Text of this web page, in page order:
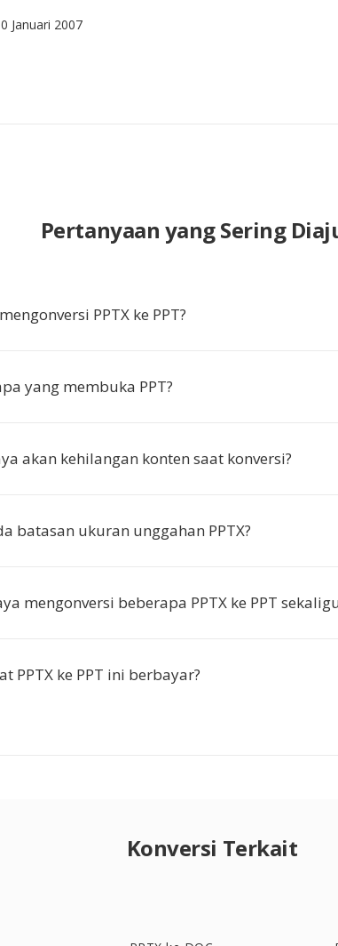
Januari 2007
Pertanyaan yang Sering
PPTX ke PPT?
yang membuka PPT?
akan kehilangan konten saat konversi?
batasan ukuran unggahan PPTX?
mengonversi beberapa PPTX ke PPT
PPTX ke PPT ini berbayar?
Konversi Terkait